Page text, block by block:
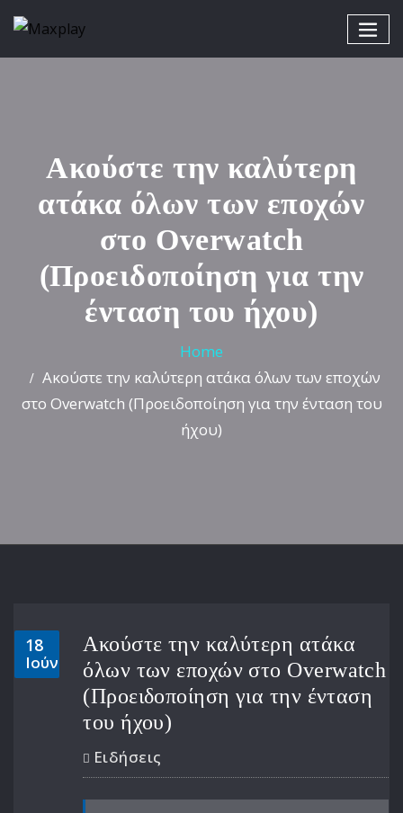
Ακούστε την καλύτερη
ατάκα όλων των εποχών
στο Overwatch
(Προειδοποίηση για την
ένταση του ήχου)
Home
Ακούστε την καλύτερη ατάκα όλων των εποχών
στο Overwatch (Προειδοποίηση για την ένταση του
ήχου)
18
Ιούν
Ακούστε την καλύτερη ατάκα
όλων των εποχών στο Overwatch
(Προειδοποίηση για την ένταση
του ήχου)
Ειδήσεις